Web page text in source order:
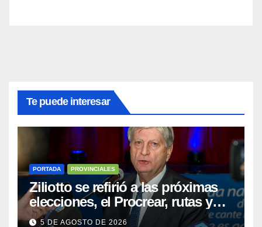
Te puede interesar
PORTADA PROVINCIALES
Ziliotto se refirió a las próximas
elecciones, el Procrear, rutas y
Vaca Muerta
5 DE AGOSTO DE 2026